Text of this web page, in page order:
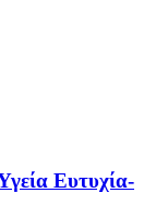
Ευτυχία-